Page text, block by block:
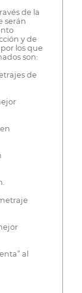
de la
serán
y de
los que
son:
de
al